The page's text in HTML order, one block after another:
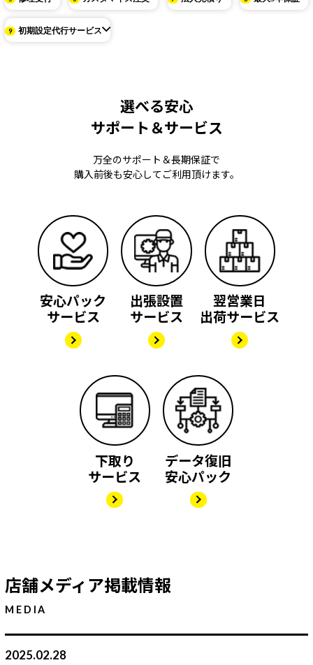
初期設定代行サービス
選べる安心
サポート＆サービス
万全のサポート＆長期保証で
購入前後も安心してご利用頂けます。
安心パック
サービス
出張設置
サービス
翌営業日
出荷サービス
下取り
サービス
データ復旧
安心パック
店舗メディア掲載情報
MEDIA
2025.02.28